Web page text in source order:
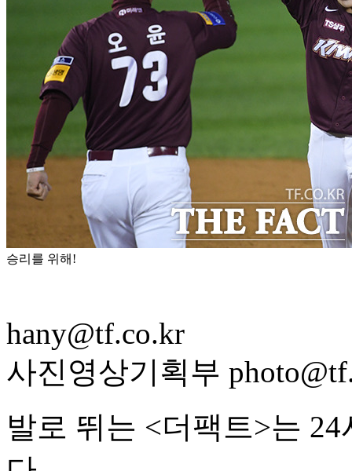
승리를 위해!
hany@tf.co.kr
사진영상기획부
발로 뛰는 <더팩트>는